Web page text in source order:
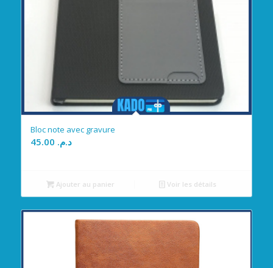
Bloc note avec gravure
د.م.
Ajouter au panier Voir les détails